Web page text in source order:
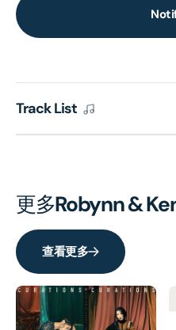
Track List
更多Robynn &
查看更多